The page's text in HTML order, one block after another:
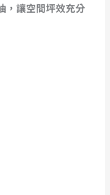
，讓空間坪效充分